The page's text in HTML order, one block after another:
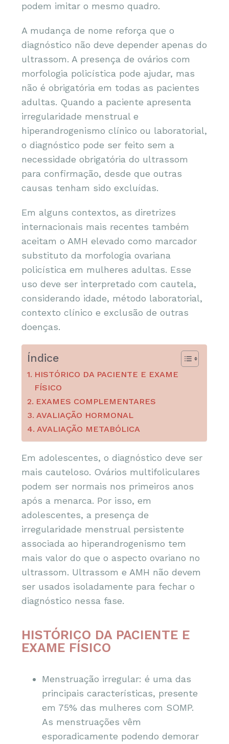
podem imitar o mesmo quadro.
A mudança de nome reforça que o
diagnóstico não deve depender apenas do
ultrassom. A presença de ovários com
morfologia policística pode ajudar, mas
não é obrigatória em todas as pacientes
adultas. Quando a paciente apresenta
irregularidade menstrual e
hiperandrogenismo clínico ou laboratorial,
o diagnóstico pode ser feito sem a
necessidade obrigatória do ultrassom
para confirmação, desde que outras
causas tenham sido excluídas.
Em alguns contextos, as diretrizes
internacionais mais recentes também
aceitam o AMH elevado como marcador
substituto da morfologia ovariana
policística em mulheres adultas. Esse
uso deve ser interpretado com cautela,
considerando idade, método laboratorial,
contexto clínico e exclusão de outras
doenças.
Índice
HISTÓRICO DA PACIENTE E EXAME
FÍSICO
EXAMES COMPLEMENTARES
AVALIAÇÃO HORMONAL
AVALIAÇÃO METABÓLICA
Em adolescentes, o diagnóstico deve ser
mais cauteloso. Ovários multifoliculares
podem ser normais nos primeiros anos
após a menarca. Por isso, em
adolescentes, a presença de
irregularidade menstrual persistente
associada ao hiperandrogenismo tem
mais valor do que o aspecto ovariano no
ultrassom. Ultrassom e AMH não devem
ser usados isoladamente para fechar o
diagnóstico nessa fase.
HISTÓRICO DA PACIENTE E
EXAME FÍSICO
Menstruação irregular: é uma das
principais características, presente
em 75% das mulheres com SOMP.
As menstruações vêm
esporadicamente podendo demorar